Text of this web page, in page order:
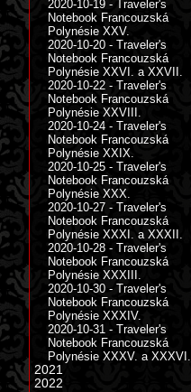
2020-10-19 - Traveler's
Notebook Francouzská
Polynésie XXV.
2020-10-20 - Traveler's
Notebook Francouzská
Polynésie XXVI. a XXVII.
2020-10-22 - Traveler's
Notebook Francouzská
Polynésie XXVIII.
2020-10-24 - Traveler's
Notebook Francouzská
Polynésie XXIX.
2020-10-25 - Traveler's
Notebook Francouzská
Polynésie XXX.
2020-10-27 - Traveler's
Notebook Francouzská
Polynésie XXXI. a XXXII.
2020-10-28 - Traveler's
Notebook Francouzská
Polynésie XXXIII.
2020-10-30 - Traveler's
Notebook Francouzská
Polynésie XXXIV.
2020-10-31 - Traveler's
Notebook Francouzská
Polynésie XXXV. a XXXVI.
2021
2022